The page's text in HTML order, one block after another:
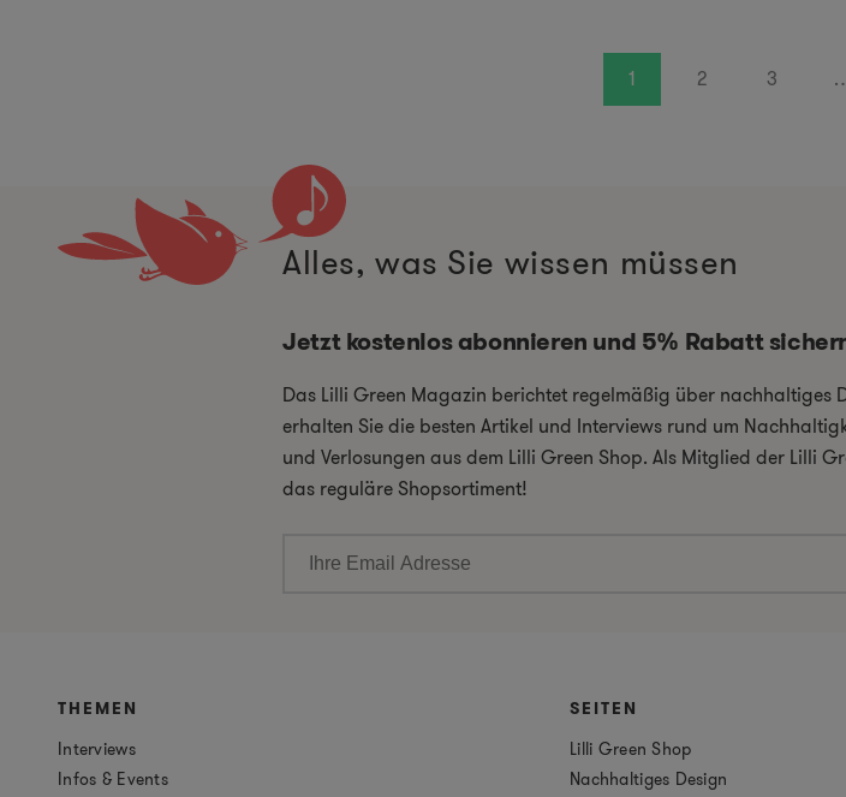
1 2 3
Alles, was Sie wissen müssen
Jetzt kostenlos abonnieren und 5% Rabatt
Das Lilli Green Magazin berichtet regelmäßig über nachhaltiges
erhalten Sie die besten Artikel und Interviews rund um
und Verlosungen aus dem Lilli Green Shop. Als Mitglied der Lilli
das reguläre Shopsortiment!
THEMEN
Interviews
Infos & Events
SEITEN
Lilli Green Shop
Nachhaltiges Design